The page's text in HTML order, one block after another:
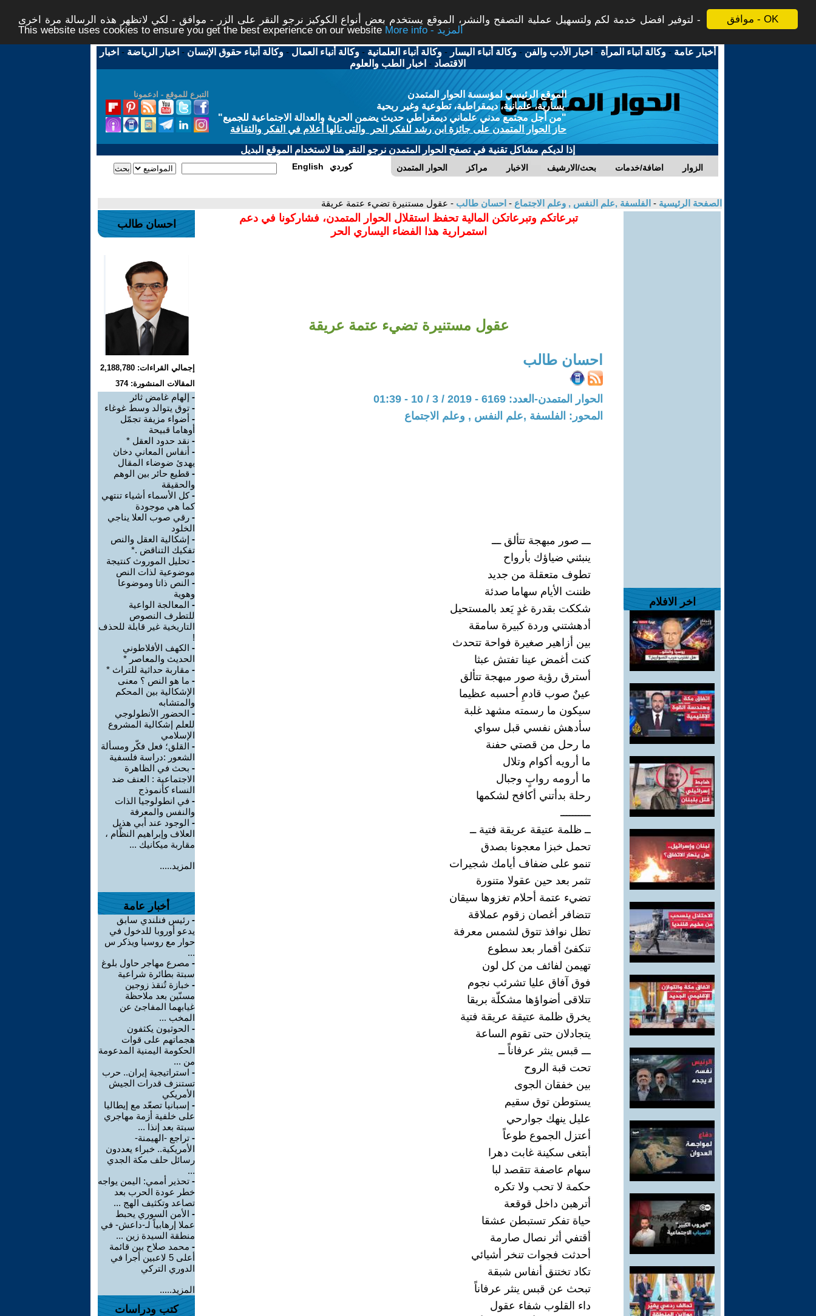
موافق - OK
لتوفير افضل خدمة لكم ولتسهيل عملية التصفح والنشر، الموقع يستخدم بعض أنواع الكوكيز نرجو النقر على الزر - موافق - لكي لاتظهر هذه الرسالة مرة اخرى -
This website uses cookies to ensure you get the best experience on our website
More info - المزيد
أخبار عامة -وكالة أنباء المرأة - اخبار الأدب والفن -وكالة أنباء اليسار -وكالة أنباء العلمانية -وكالة أنباء العمال -وكالة أنباء حقوق الإنسان - اخبار الرياضة - اخبار
الاقتصاد - اخبار الطب والعلوم
التبرع للموقع - ادعمونا
الموقع الرئيسي لمؤسسة الحوار المتمدن
يسارية، علمانية، ديمقراطية، تطوعية وغير ربحية
"من أجل مجتمع مدني علماني ديمقراطي حديث يضمن الحرية والعدالة الاجتماعية للجميع"
حاز الحوار المتمدن على جائزة ابن رشد للفكر الحر والتى نالها أعلام في الفكر والثقافة
إذا لديكم مشاكل تقنية في تصفح الحوار المتمدن نرجو النقر هنا لاستخدام الموقع البديل
الحوار المتمدن مراكز الاخبار بحث/الارشيف اضافة/خدمات الزوار English كوردي
الصفحة الرئيسية - الفلسفة ,علم النفس , وعلم الاجتماع - احسان طالب - عقول مستنيرة تضيء عتمة عريقة
اخر الافلام
تبرعاتكم وتبرعاتكن المالية تحفظ استقلال الحوار المتمدن، فشاركونا في دعم
استمرارية هذا الفضاء اليساري الحر
عقول مستنيرة تضيء عتمة عريقة
احسان طالب
الحوار المتمدن-العدد: 6169 - 2019 / 3 / 10 - 01:39
المحور: الفلسفة ,علم النفس , وعلم الاجتماع
ـــ صور مبهجة تتألق ـــ
ينبئني ضياؤك بأرواح
تطوف متعقلة من جديد
ظننت الأيام سهاما صدئة
شككت بقدرة غدٍ يَعد بالمستحيل
أدهشتني وردة كبيرة سامقة
بين أزاهير صغيرة فواحة تتحدث
كنت أغمض عينا تفتش عبثا
أسترق رؤية صور مبهجة تتألق
عينٌ صوب قادمِ أحسبه عظيما
سيكون ما رسمته مشهد غلبة
سأدهش نفسي قبل سواي
ما رحل من قصتي حفنة
ما أرويه أكوام وتلال
ما أرومه روابٍ وجبال
رحلة بدأتني أكافح لشكمها
ــــــــــ
ــ ظلمة عتيقة عريقة فتية ــ
تحمل خبزا معجونا بصدق
تنمو على ضفاف أيامك شجيرات
تثمر بعد حين عقولا متنورة
تضيء عتمة أحلام تغزوها سيقان
تتضافر أغصان زقوم عملاقة
تظل نوافذ تتوق لشمس معرفة
تنكفئ أقمار بعد سطوع
تهيمن لفائف من كل لون
فوق آفاق عليا تشرئب نجوم
تتلاقى أضواؤها مشكلّة بريقا
يخرق ظلمة عتيقة عريقة فتية
يتجادلان حتى تقوم الساعة
ـــ قبس ينثر عرفاناً ــ
تحت قبة الروح
بين خفقان الجوى
يستوطن توق سقيم
عليل ينهك جوارحي
أعتزل الجموع طوعاً
أبتغى سكينة غابت دهرا
سهام عاصفة تتقصد لبا
حكمة لا تحب ولا تكره
أترهبن داخل قوقعة
حياة تفكر تستبطن عشقا
أقتفي أثر نصال صارمة
أحدثت فجوات تنخر أشيائي
تكاد تختنق أنفاس شبقة
تبحث عن قبس ينثر عرفاناً
داء القلوب شفاء عقول
احسان طالب
إجمالي القراءات: 2,188,780
المقالات المنشورة: 374
- إلهام غامض ثائر
- توق يتوالد وسط غوغاء
- أضواء مزيفة تجمّل
أوهاما قبيحة
- نقد حدود العقل *
- أنفاس المعاني دخان
يهدئ ضوضاء المقال
- قطيع حائر بين الوهم
والحقيقة
-كل الأسماء أشياء تنتهي
كما هي موجودة
- رقي صوب العلا يناجي
الخلود
- إشكالية العقل والنص
تفكيك التناقض .*
- تحليل الموروث كنتيجة
موضوعية لذات النص
- النص ذاتا وموضوعا
وهوية
- المعالجة الواعية
للتطرف النصوص
التاريخية غير قابلة للحذف
!
- الكهف الأفلاطوني
الحديث والمعاصر *
- مقاربة حداثية للتراث *
- ما هو النص ؟ معنى
الإشكالية بين المحكم
والمتشابه
- الحضور الأنطولوجي
للعلم إشكالية المشروع
الإسلامي
- القلق؛ فعل فكّر ومسألة
الشعور :دراسة فلسفية
- بحث في الظاهرة
الاجتماعية : العنف ضد
النساء كأنموذج
- في انطولوجيا الذات
والنفس والمعرفة
- الوجود عند أبي هذيل
العلاف وإبراهيم النظّام ،
مقاربة ميكانيك ...
المزيد.....
أخبار عامة
- رئيس فنلندي سابق
يدعو أوروبا للدخول في
حوار مع روسيا ويذكر س
...
- مصرع مهاجر حاول بلوغ
سبتة بطائرة شراعية
- خبازة تُنقذ زوجين
مسنّين بعد ملاحظة
غيابهما المفاجئ عن
المخب ...
- الحوثيون يكثفون
هجماتهم على قوات
الحكومة اليمنية المدعومة
من ...
- استراتيجية إيران.. حرب
تستنزف قدرات الجيش
الأمريكي
- إسبانيا تصعّد مع إيطاليا
على خلفية أزمة مهاجري
سبتة بعد إنذا ...
- تراجع -الهيمنة-
الأمريكية.. خبراء يعددون
رسائل حلف مكة الجدي
...
- تحذير أممي: اليمن يواجه
خطر عودة الحرب بعد
تصاعد وتكثيف الهج ...
- الأمن السوري يحبط
عملا إرهابياً لـ-داعش- في
منطقة السيدة زين ...
- محمد صلاح بين قائمة
أعلى 5 لاعبين أجرا في
الدوري التركي
المزيد.....
كتب ودراسات